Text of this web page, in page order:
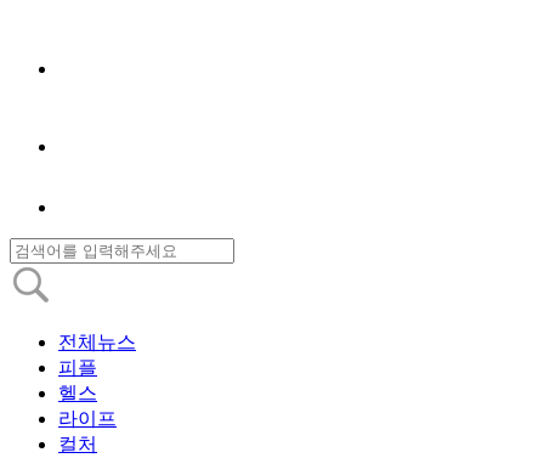
전체뉴스
피플
헬스
라이프
컬처